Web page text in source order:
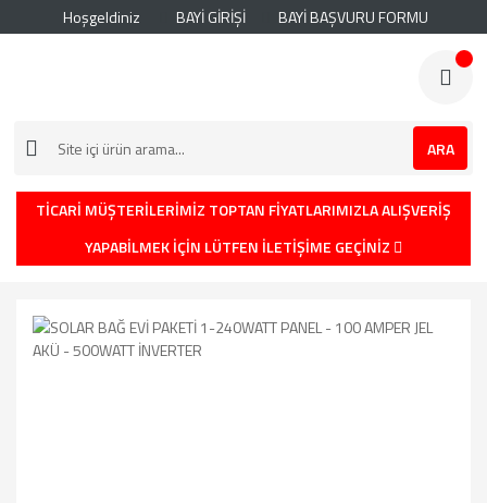
Hoşgeldiniz BAYİ GİRİŞİ BAYİ BAŞVURU FORMU
ARA
TİCARİ MÜŞTERİLERİMİZ TOPTAN FİYATLARIMIZLA ALIŞVERİŞ
YAPABİLMEK İÇİN LÜTFEN İLETİŞİME GEÇİNİZ